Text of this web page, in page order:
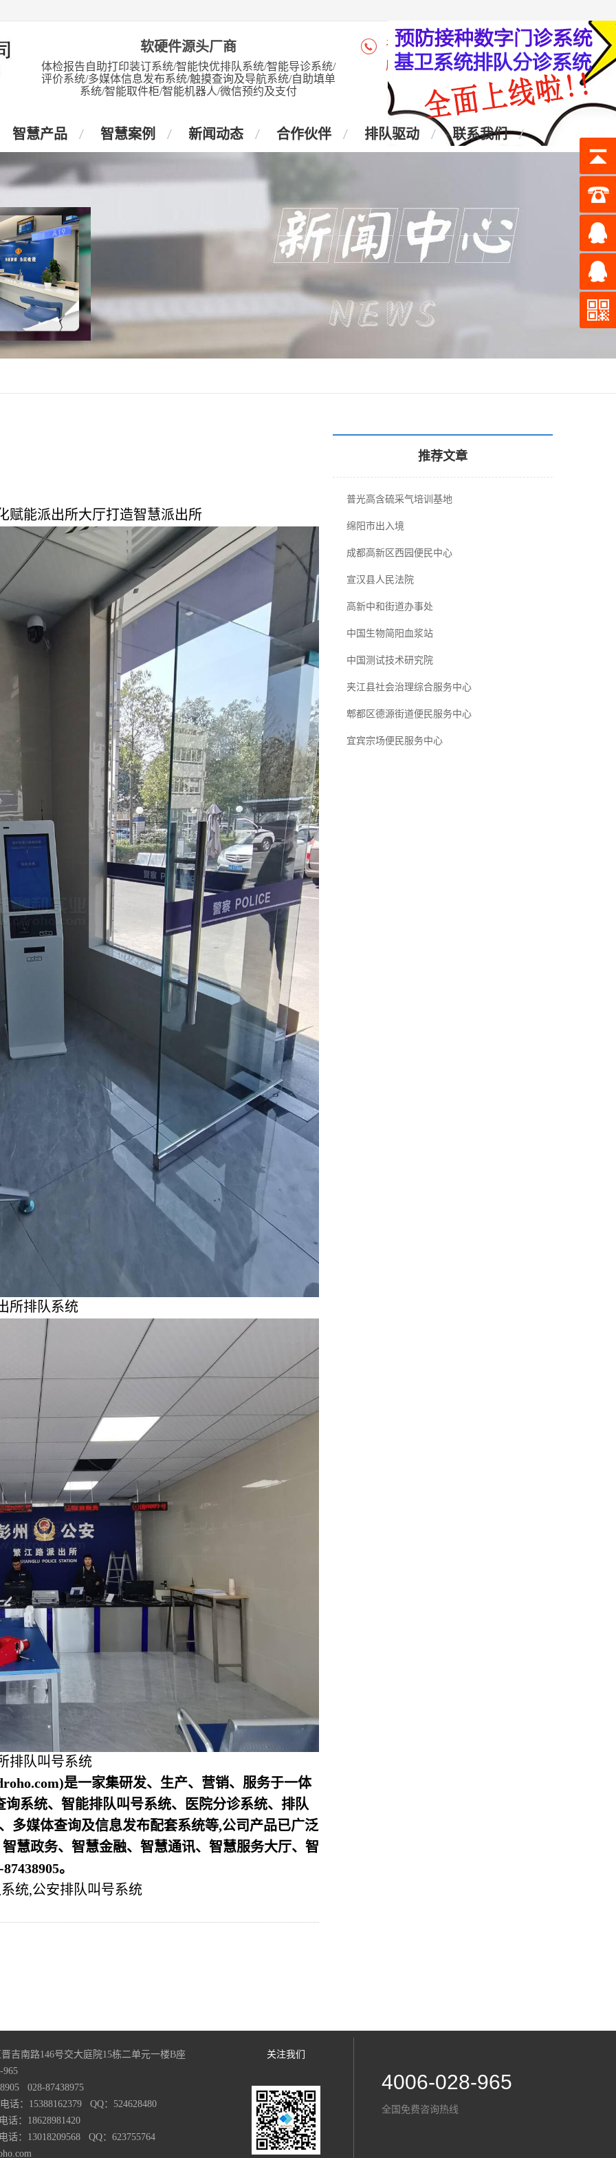
软硬件源头厂商
体检报告自助打印装订系统/智能快优排队系统/智能导诊系统/
评价系统/多媒体信息发布系统/触摸查询及导航系统/自助填单
系统/智能取件柜/智能机器人/微信预约及支付
咨询热线：4006-028-965
座 机：028-87438905
智慧产品 智慧案例 新闻动态 合作伙伴 排队驱动 联系我们
赋能派出所大厅打造智慧派出所
所排队系统
排队叫号系统
是一家集研发、生产、营销、服务于一体
系统、智能排队叫号系统、医院分诊系统、排队
多媒体查询及信息发布配套系统等,公司产品已广泛
慧政务、智慧金融、智慧通讯、智慧服务大厅、智
。
统,公安排队叫号系统
推荐文章
普光高含硫采气培训基地
绵阳市出入境
成都高新区西园便民中心
宣汉县人民法院
高新中和街道办事处
中国生物简阳血浆站
中国测试技术研究院
夹江县社会治理综合服务中心
郫都区德源街道便民服务中心
宜宾宗场便民服务中心
吉南路146号交大庭院15栋二单元一楼B座
965
028-87438975
话：15388162379 QQ：524628480
QQ：623755764
关注我们
4006-028-965
全国免费咨询热线